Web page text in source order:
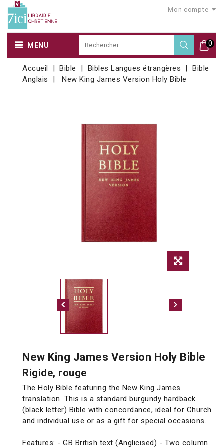
Mon compte
0
MENU
Accueil Bible Bibles Langues étrangères
Bible
Anglais
New King James Version Holy Bible
New King James Version Holy Bible
Rigide, rouge
The Holy Bible featuring the New King James
translation. This is a standard burgundy hardback
(black letter) Bible with concordance, ideal for Church
and individual use or as a gift for special occasions.
Features: - GB British text (Anglicised) - Two column